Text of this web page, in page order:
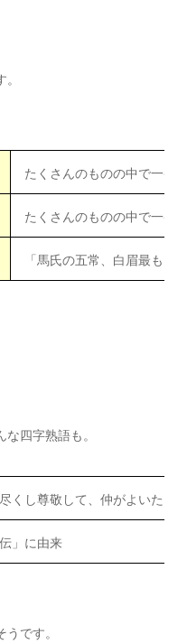
たくさんのものの中で一番
たくさんのものの中で一番
「馬氏の五常、白眉最も良
四字熟語も。
くし尊敬して、仲がよいたと
」に由来
です。